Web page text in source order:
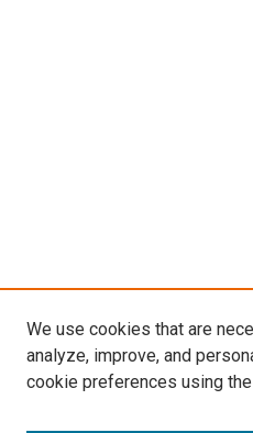
We use cookies that are
analyze, improve, and
cookie preferences using the